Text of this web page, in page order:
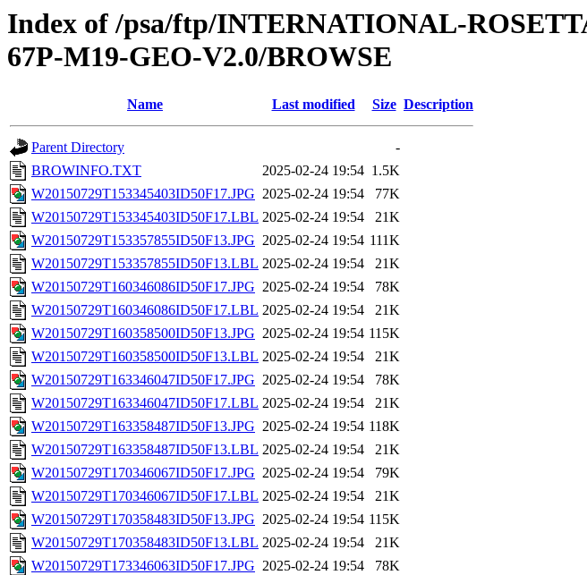
Index of /psa/ftp/INTERNATIONAL-
67P-M19-GEO-V2.0/BROWSE
Name Last modified Size Description
Parent Directory
-
BROWINFO.TXT
2025-02-24 19:54 1.5K
W20150729T153345403ID50F17.JPG 2025-02-24 19:54
77K
W20150729T153345403ID50F17.LBL 2025-02-24 19:54
21K
W20150729T153357855ID50F13.JPG 2025-02-24 19:54 111K
W20150729T153357855ID50F13.LBL 2025-02-24 19:54
21K
W20150729T160346086ID50F17.JPG 2025-02-24 19:54
78K
W20150729T160346086ID50F17.LBL 2025-02-24 19:54
21K
W20150729T160358500ID50F13.JPG 2025-02-24 19:54 115K
W20150729T160358500ID50F13.LBL 2025-02-24 19:54
21K
W20150729T163346047ID50F17.JPG 2025-02-24 19:54
78K
W20150729T163346047ID50F17.LBL 2025-02-24 19:54
21K
W20150729T163358487ID50F13.JPG 2025-02-24 19:54 118K
W20150729T163358487ID50F13.LBL 2025-02-24 19:54
21K
W20150729T170346067ID50F17.JPG 2025-02-24 19:54
79K
W20150729T170346067ID50F17.LBL 2025-02-24 19:54
21K
W20150729T170358483ID50F13.JPG 2025-02-24 19:54 115K
W20150729T170358483ID50F13.LBL 2025-02-24 19:54
21K
W20150729T173346063ID50F17.JPG 2025-02-24 19:54
78K